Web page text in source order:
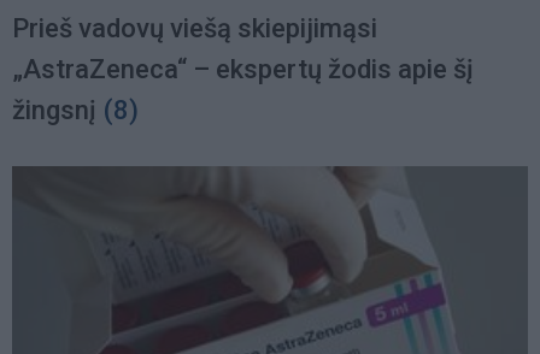
Prieš vadovų viešą skiepijimąsi
„AstraZeneca“ – ekspertų žodis apie šį
žingsnį (8)